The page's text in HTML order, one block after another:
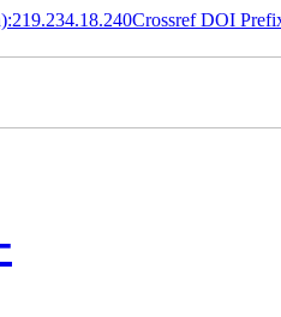
Crossref DOI